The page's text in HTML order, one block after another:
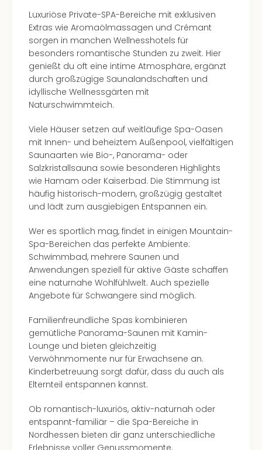
Luxuriöse Private-SPA-Bereiche mit exklusiven
Extras wie Aromaölmassagen und Crémant
sorgen in manchen Wellnesshotels für
besonders romantische Stunden zu zweit. Hier
genießt du oft eine intime Atmosphäre, ergänzt
durch großzügige Saunalandschaften und
idyllische Wellnessgärten mit
Naturschwimmteich.
Viele Häuser setzen auf weitläufige Spa-Oasen
mit Innen- und beheiztem Außenpool, vielfältigen
Saunaarten wie Bio-, Panorama- oder
Salzkristallsauna sowie besonderen Highlights
wie Hamam oder Kaiserbad. Die Stimmung ist
häufig historisch-modern, großzügig gestaltet
und lädt zum ausgiebigen Entspannen ein.
Wer es sportlich mag, findet in einigen Mountain-
Spa-Bereichen das perfekte Ambiente:
Schwimmbad, mehrere Saunen und
Anwendungen speziell für aktive Gäste schaffen
eine naturnahe Wohlfühlwelt. Auch spezielle
Angebote für Schwangere sind möglich.
Familienfreundliche Spas kombinieren
gemütliche Panorama-Saunen mit Kamin-
Lounge und bieten gleichzeitig
Verwöhnmomente nur für Erwachsene an.
Kinderbetreuung sorgt dafür, dass du auch als
Elternteil entspannen kannst.
Ob romantisch-luxuriös, aktiv-naturnah oder
entspannt-familiär – die Spa-Bereiche in
Nordhessen bieten dir ganz unterschiedliche
Erlebnisse voller Genussmomente.